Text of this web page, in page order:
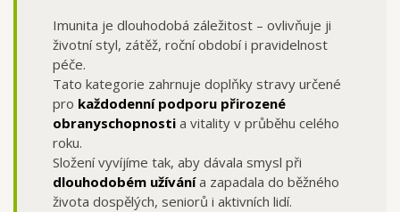
Imunita je dlouhodobá záležitost – ovlivňuje ji
životní styl, zátěž, roční období i pravidelnost
péče.
Tato kategorie zahrnuje doplňky stravy určené
pro každodenní podporu přirozené
obranyschopnosti a vitality v průběhu celého
roku.
Složení vyvíjíme tak, aby dávala smysl při
dlouhodobém užívánía zapadala do běžného
života dospělých, seniorů i aktivních lidí.